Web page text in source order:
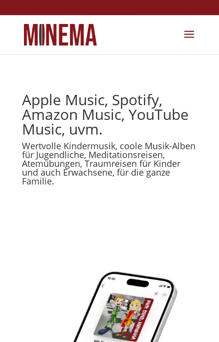
Apple Music, Spotify,
Amazon Music, YouTube
Music, uvm.
Wertvolle Kindermusik, coole Musik-Alben
für Jugendliche, Meditationsreisen,
Atemübungen, Traumreisen für Kinder
und auch Erwachsene, für die ganze
Familie.